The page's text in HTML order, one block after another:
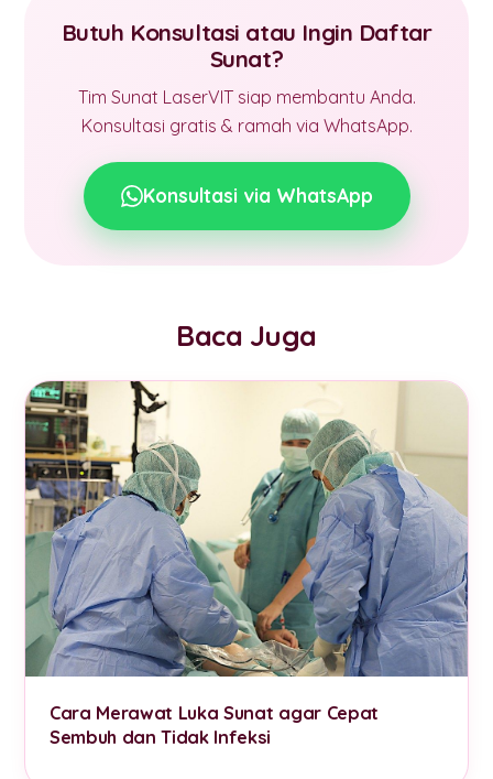
Butuh Konsultasi atau Ingin Daftar
Sunat?
Tim Sunat LaserVIT siap membantu Anda.
Konsultasi gratis & ramah via WhatsApp.
Konsultasi via WhatsApp
Baca Juga
Cara Merawat Luka Sunat agar Cepat
Sembuh dan Tidak Infeksi